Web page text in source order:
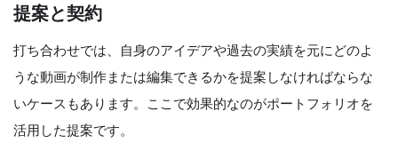
提案と契約
打ち合わせでは、自身のアイデアや過去の実績を元にどのよ
うな動画が制作または編集できるかを提案しなければならな
いケースもあります。ここで効果的なのがポートフォリオを
活用した提案です。